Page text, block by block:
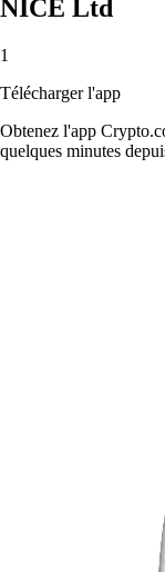
NICE Ltd
1
Télécharger l'app
Obtenez l'app
quelques minutes